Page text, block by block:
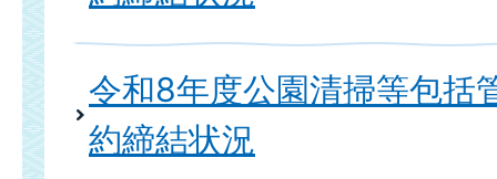
令和8年度公園清掃等包括
約締結状況